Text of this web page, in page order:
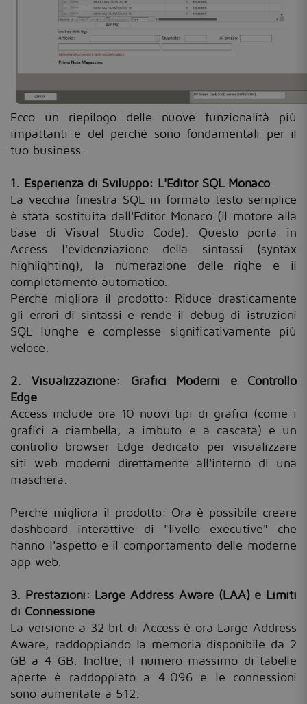
Ecco un riepilogo delle nuove funzionalità più
impattanti e del perché sono fondamentali per il
tuo business.
1. Esperienza di Sviluppo: L'Editor SQL Monaco
La vecchia finestra SQL in formato testo semplice
è stata sostituita dall'Editor Monaco (il motore alla
base di Visual Studio Code). Questo porta in
Access l'evidenziazione della sintassi (syntax
highlighting), la numerazione delle righe e il
completamento automatico.
Perché migliora il prodotto: Riduce drasticamente
gli errori di sintassi e rende il debug di istruzioni
SQL lunghe e complesse significativamente più
veloce.
2. Visualizzazione: Grafici Moderni e Controllo
Edge
Access include ora 10 nuovi tipi di grafici (come i
grafici a ciambella, a imbuto e a cascata) e un
controllo browser Edge dedicato per visualizzare
siti web moderni direttamente all'interno di una
maschera.
Perché migliora il prodotto: Ora è possibile creare
dashboard interattive di "livello executive" che
hanno l'aspetto e il comportamento delle moderne
app web.
3. Prestazioni: Large Address Aware (LAA) e Limiti
di Connessione
La versione a 32 bit di Access è ora Large Address
Aware, raddoppiando la memoria disponibile da 2
GB a 4 GB. Inoltre, il numero massimo di tabelle
aperte è raddoppiato a 4.096 e le connessioni
sono aumentate a 512.